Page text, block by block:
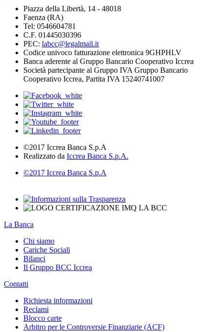
Piazza della Libertà, 14 - 48018
Faenza (RA)
Tel: 0546604781
C.F. 01445030396
PEC: labcc@legalmail.it
Codice univoco fatturazione elettronica 9GHPHLV
Banca aderente al Gruppo Bancario Cooperativo Iccrea
Società partecipante al Gruppo IVA Gruppo Bancario
Cooperativo Iccrea, Partita IVA 15240741007
©2017 Iccrea Banca S.p.A
Realizzato da Iccrea Banca S.p.A.
©2017 Iccrea Banca S.p.A
La Banca
Chi siamo
Cariche Sociali
Bilanci
Il Gruppo BCC Iccrea
Contatti
Richiesta informazioni
Reclami
Blocco carte
Arbitro per le Controversie Finanziarie (ACF)